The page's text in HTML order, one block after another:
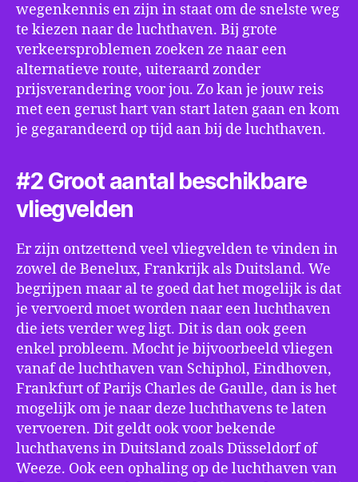
wegenkennis en zijn in staat om de snelste weg
te kiezen naar de luchthaven. Bij grote
verkeersproblemen zoeken ze naar een
alternatieve route, uiteraard zonder
prijsverandering voor jou. Zo kan je jouw reis
met een gerust hart van start laten gaan en kom
je gegarandeerd op tijd aan bij de luchthaven.
#2 Groot aantal beschikbare
vliegvelden
Er zijn ontzettend veel vliegvelden te vinden in
zowel de Benelux, Frankrijk als Duitsland. We
begrijpen maar al te goed dat het mogelijk is dat
je vervoerd moet worden naar een luchthaven
die iets verder weg ligt. Dit is dan ook geen
enkel probleem. Mocht je bijvoorbeeld vliegen
vanaf de luchthaven van Schiphol, Eindhoven,
Frankfurt of Parijs Charles de Gaulle, dan is het
mogelijk om je naar deze luchthavens te laten
vervoeren. Dit geldt ook voor bekende
luchthavens in Duitsland zoals Düsseldorf of
Weeze. Ook een ophaling op de luchthaven van